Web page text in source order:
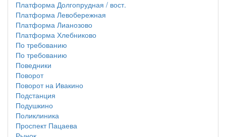
Платформа Долгопрудная / вост.
Платформа Левобережная
Платформа Лианозово
Платформа Хлебниково
По требованию
По требованию
Поведники
Поворот
Поворот на Ивакино
Подстанция
Подушкино
Поликлиника
Проспект Пацаева